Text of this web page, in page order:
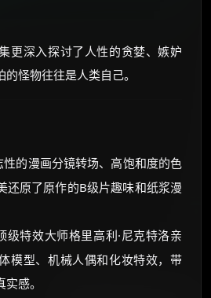
更深入探讨了人性的贪婪、嫉妒
怪物往往是人类自己。
性的漫画分镜转场、高饱和度的色
还原了原作的B级片趣味和纸浆漫
级特效大师格里高利·尼克特洛亲
模型、机械人偶和化妆特效，带
感。